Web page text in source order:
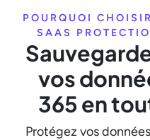
POURQUOI
SAAS
vos
365 en
Protégez vos